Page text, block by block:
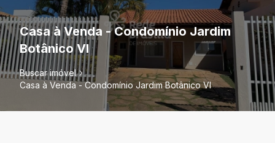
Casa à Venda - Condomínio Jardim
Botânico VI
Buscar imóvel
Casa à Venda - Condomínio Jardim Botânico VI